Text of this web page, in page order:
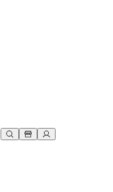
び3Dゲームを構築
およびレビューする
レンス